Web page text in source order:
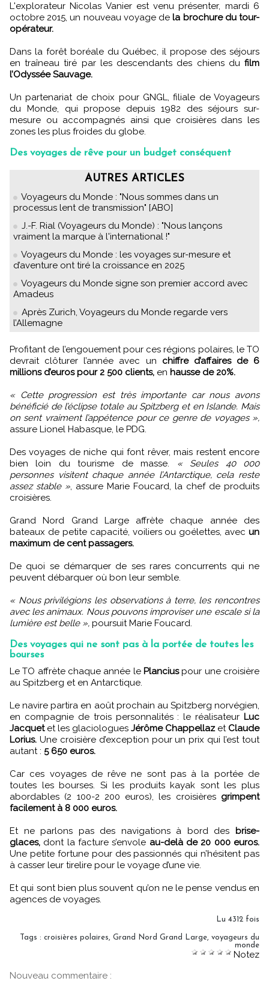
L'explorateur Nicolas Vanier est venu présenter, mardi 6
octobre 2015, un nouveau voyage dela brochure du tour-
opérateur.
Dans la forêt boréale du Québec, il propose des séjours
en traîneau tiré par les descendants des chiens du film
l’Odyssée Sauvage.
Un partenariat de choix pour GNGL, filiale de Voyageurs
du Monde, qui propose depuis 1982 des séjours sur-
mesure ou accompagnés ainsi que croisières dans les
zones les plus froides du globe.
Des voyages de rêve pour un budget conséquent
AUTRES ARTICLES
Voyageurs du Monde : "Nous sommes dans un
processus lent de transmission" [ABO]
J.-F. Rial (Voyageurs du Monde) : "Nous lançons
vraiment la marque à l'international !"
Voyageurs du Monde : les voyages sur-mesure et
d’aventure ont tiré la croissance en 2025
Voyageurs du Monde signe son premier accord avec
Amadeus
Après Zurich, Voyageurs du Monde regarde vers
l’Allemagne
Profitant de l’engouement pour ces régions polaires, le TO
devrait clôturer l’année avec un chiffre d’affaires de 6
millions d’euros pour 2 500 clients, en hausse de 20%.
« Cette progression est très importante car nous avons
bénéficié de l’éclipse totale au Spitzberg et en Islande. Mais
on sent vraiment l’appétence pour ce genre de voyages »,
assure Lionel Habasque, le PDG.
Des voyages de niche qui font rêver, mais restent encore
bien loin du tourisme de masse. « Seules 40 000
personnes visitent chaque année l’Antarctique, cela reste
assez stable », assure Marie Foucard, la chef de produits
croisières.
Grand Nord Grand Large affrète chaque année des
bateaux de petite capacité, voiliers ou goélettes, avec un
maximum de cent passagers.
De quoi se démarquer de ses rares concurrents qui ne
peuvent débarquer où bon leur semble.
« Nous privilégions les observations à terre, les rencontres
avec les animaux. Nous pouvons improviser une escale si la
lumière est belle », poursuit Marie Foucard.
Des voyages qui ne sont pas à la portée de toutes les
bourses
Le TO affrète chaque année le Planciuspour une croisière
au Spitzberg et en Antarctique.
Le navire partira en août prochain au Spitzberg norvégien,
en compagnie de trois personnalités : le réalisateur Luc
Jacquetet les glaciologues Jérôme Chappellazet Claude
Lorius. Une croisière d’exception pour un prix qui l’est tout
autant : 5 650 euros.
Car ces voyages de rêve ne sont pas à la portée de
toutes les bourses. Si les produits kayak sont les plus
abordables (2 100-2 200 euros), les croisières grimpent
facilement à 8 000 euros.
Et ne parlons pas des navigations à bord des brise-
glaces, dont la facture s’envole au-delà de 20 000 euros.
Une petite fortune pour des passionnés qui n’hésitent pas
à casser leur tirelire pour le voyage d’une vie.
Et qui sont bien plus souvent qu’on ne le pense vendus en
agences de voyages.
Lu 4312 fois
Tags : croisières polaires, Grand Nord Grand Large, voyageurs du
monde
Notez
Nouveau commentaire :